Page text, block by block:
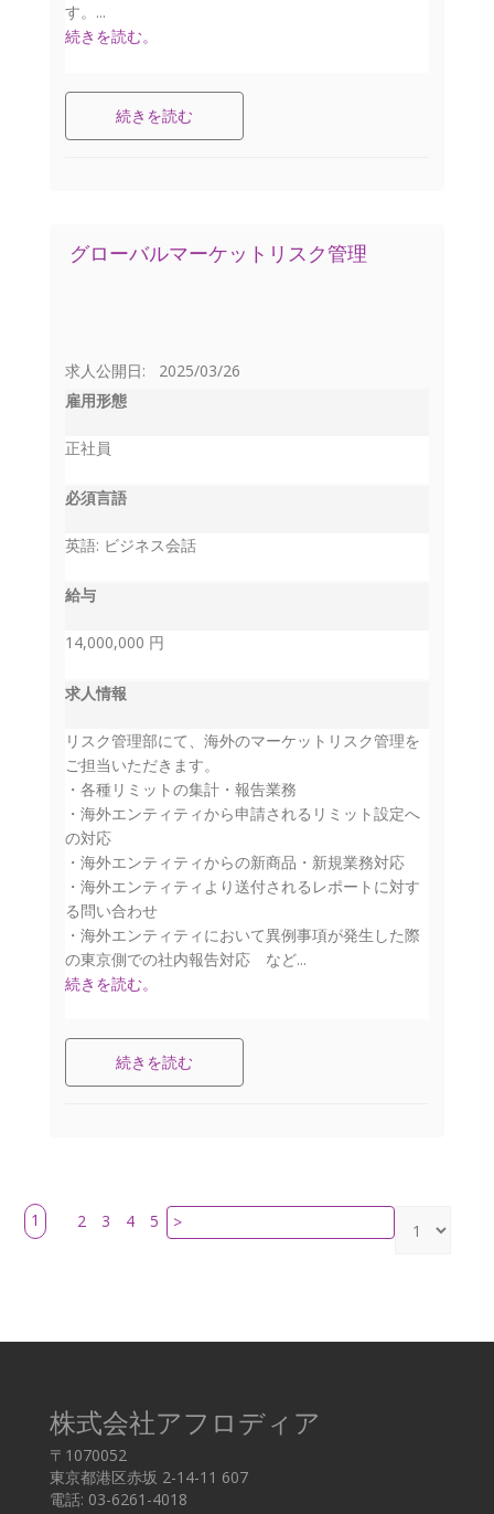
す。...
続きを読む。
続きを読む
グローバルマーケットリスク管理
求人公開日: 2025/03/26
雇用形態
正社員
必須言語
英語: ビジネス会話
給与
14,000,000 円
求人情報
リスク管理部にて、海外のマーケットリスク管理を
ご担当いただきます。
・各種リミットの集計・報告業務
・海外エンティティから申請されるリミット設定へ
の対応
・海外エンティティからの新商品・新規業務対応
・海外エンティティより送付されるレポートに対す
る問い合わせ
・海外エンティティにおいて異例事項が発生した際
の東京側での社内報告対応 など...
続きを読む。
続きを読む
1 2 3 4 5 >
株式会社アフロディア
〒1070052
東京都港区赤坂 2-14-11 607
電話: 03-6261-4018